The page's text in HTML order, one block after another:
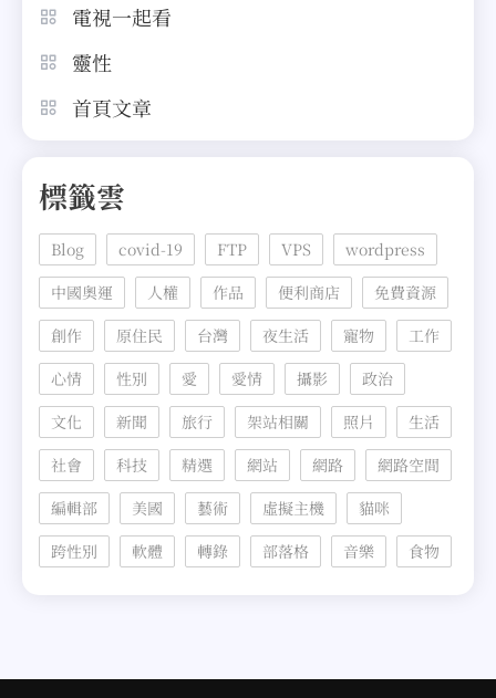
電視一起看
靈性
首頁文章
標籤雲
Blog covid-19 FTP VPS
wordpress
中國奧運
人權 作品 便利商店
免費資源
創作
原住民 台灣 夜生活 寵物
工作
心情
性別 愛 愛情 攝影
政治
文化
新聞 旅行 架站相關 照片
生活
社會
科技 精選 網站 網路
網路空間
編輯部
美國 藝術 虛擬主機
貓咪
跨性別
軟體 轉錄 部落格 音樂 食物